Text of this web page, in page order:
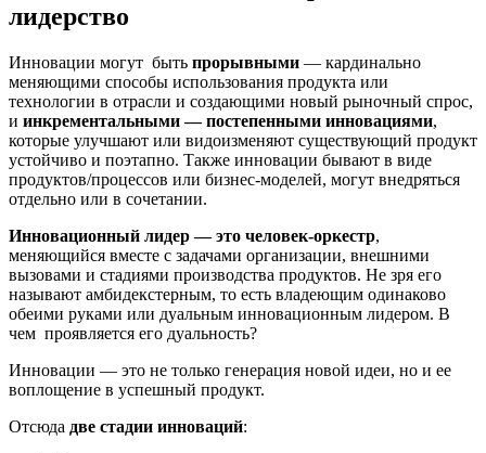
лидерство
Инновации могут быть прорывными — кардинально
меняющими способы использования продукта или
технологии в отрасли и создающими новый рыночный спрос,
и инкрементальными — постепенными инновациями,
которые улучшают или видоизменяют существующий продукт
устойчиво и поэтапно. Также инновации бывают в виде
продуктов/процессов или бизнес-моделей, могут внедряться
отдельно или в сочетании.
Инновационный лидер — это человек-оркестр,
меняющийся вместе с задачами организации, внешними
вызовами и стадиями производства продуктов. Не зря его
называют амбидекстерным, то есть владеющим одинаково
обеими руками или дуальным инновационным лидером. В
чем проявляется его дуальность?
Инновации — это не только генерация новой идеи, но и ее
воплощение в успешный продукт.
Отсюда две стадии инноваций: